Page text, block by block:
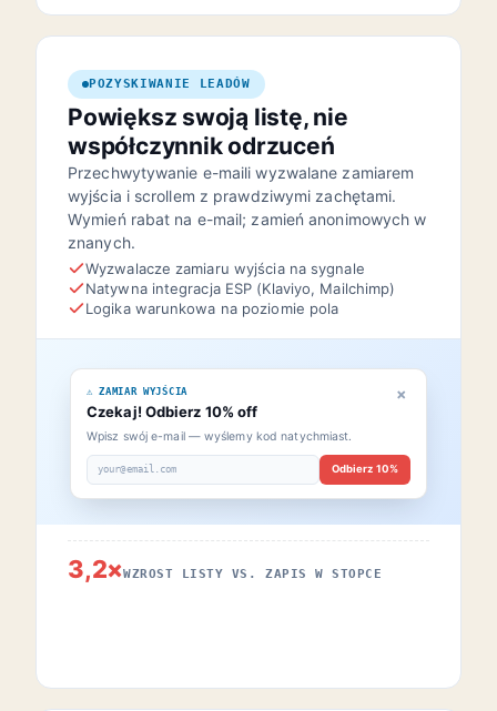
POZYSKIWANIE LEADÓW
Powiększ swoją listę, nie
współczynnik odrzuceń
Przechwytywanie e-maili wyzwalane zamiarem
wyjścia i scrollem z prawdziwymi zachętami.
Wymień rabat na e-mail; zamień anonimowych w
znanych.
Wyzwalacze zamiaru wyjścia na sygnale
Natywna integracja ESP (Klaviyo, Mailchimp)
Logika warunkowa na poziomie pola
⚠ ZAMIAR WYJŚCIA
Czekaj! Odbierz 10% off
×
Wpisz swój e-mail — wyślemy kod natychmiast.
your@email.com Odbierz 10%
3,2×WZROST LISTY VS. ZAPIS W STOPCE